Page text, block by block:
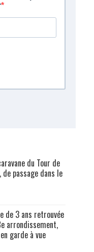
du Tour de
de passage dans le
de 3 ans retrouvée
arrondissement,
garde à vue